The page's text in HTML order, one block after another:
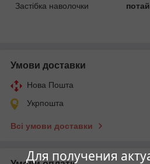
Для получения
Застібка наволочки
Умови доставки
Нова Пошта
Укрпошта
Всі умови доставки